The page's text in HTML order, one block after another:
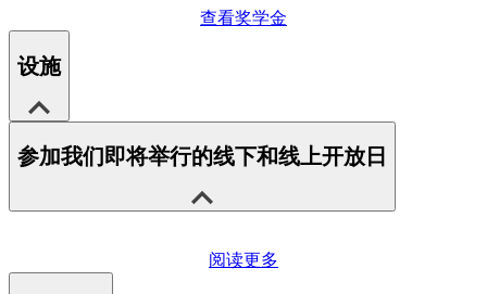
查看奖学金
设施
参加我们即将举行的线下和线上开放日
阅读更多